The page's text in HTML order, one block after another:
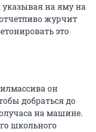
указывая на яму на
журчит
это
он
добраться до
на машине.
школьного